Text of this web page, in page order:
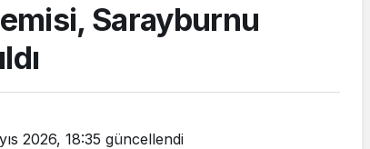
Sarayburnu
2026, 18:35 güncellendi
Genel